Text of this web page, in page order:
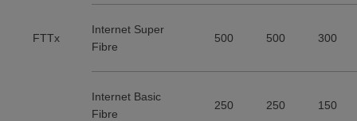
FTTx
Internet Super
Fibre
500 500 300
Internet Basic
Fibre
250 250 150